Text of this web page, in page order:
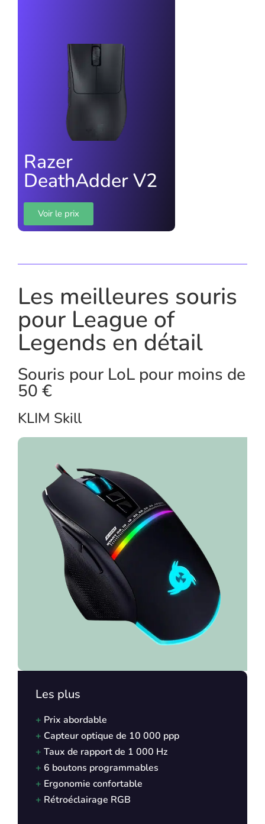
Razer
DeathAdder V2 ​
Voir le prix
Les meilleures souris
pour League of
Legends en détail
Souris pour LoL pour moins de
50 €
KLIM Skill
Les plus
+ Prix abordable
+ Capteur optique de 10 000 ppp
+ Taux de rapport de 1 000 Hz
+ 6 boutons programmables
+ Ergonomie confortable
+ Rétroéclairage RGB